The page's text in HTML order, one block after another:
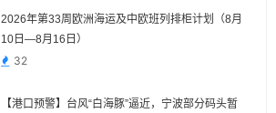
2026年第33周欧洲海运及中欧班列排柜计划（8月
10日—8月16日）
32
【港口预警】台风“白海豚”逼近，宁波部分码头暂